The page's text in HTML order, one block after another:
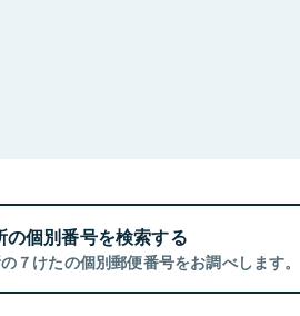
の個別番号を検索する
７けたの個別郵便番号をお調べします。